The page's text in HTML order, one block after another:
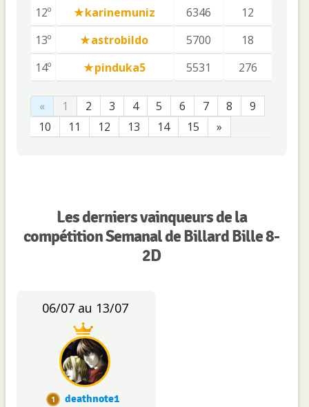
12º karinemuniz 6346
12
13º
astrobildo 5700
18
14º
pinduka5 5531 276
« 1 2 3 4 5 6 7 8
9
10
11 12 13 14 15 »
Les derniers vainqueurs de la
compétition Semanal de Billard Bille 8-
2D
06/07 au 13/07
1
deathnote1